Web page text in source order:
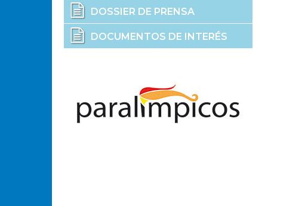
DOSSIER DE PRENSA
DOCUMENTOS DE INTERÉS